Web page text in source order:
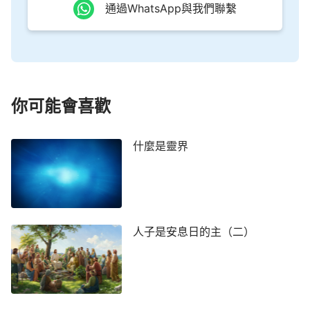
通過WhatsApp與我們聯繫
你可能會喜歡
什麼是靈界
人子是安息日的主（二）